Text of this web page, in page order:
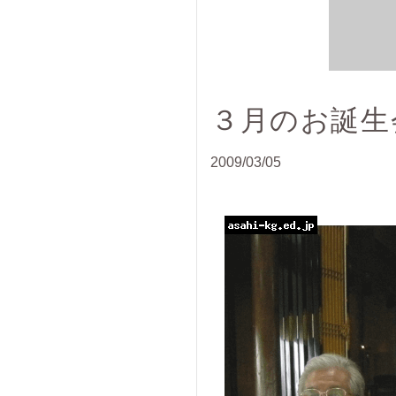
３月のお誕
2009/03/05